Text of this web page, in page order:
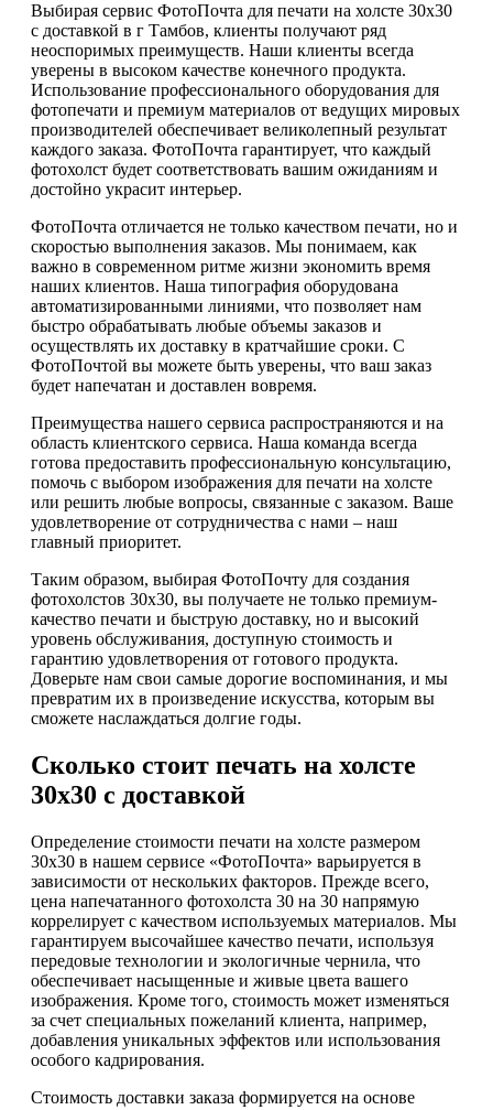
Выбирая сервис ФотоПочта для печати на холсте 30х30
с доставкой в г Тамбов, клиенты получают ряд
неоспоримых преимуществ. Наши клиенты всегда
уверены в высоком качестве конечного продукта.
Использование профессионального оборудования для
фотопечати и премиум материалов от ведущих мировых
производителей обеспечивает великолепный результат
каждого заказа. ФотоПочта гарантирует, что каждый
фотохолст будет соответствовать вашим ожиданиям и
достойно украсит интерьер.
ФотоПочта отличается не только качеством печати, но и
скоростью выполнения заказов. Мы понимаем, как
важно в современном ритме жизни экономить время
наших клиентов. Наша типография оборудована
автоматизированными линиями, что позволяет нам
быстро обрабатывать любые объемы заказов и
осуществлять их доставку в кратчайшие сроки. С
ФотоПочтой вы можете быть уверены, что ваш заказ
будет напечатан и доставлен вовремя.
Преимущества нашего сервиса распространяются и на
область клиентского сервиса. Наша команда всегда
готова предоставить профессиональную консультацию,
помочь с выбором изображения для печати на холсте
или решить любые вопросы, связанные с заказом. Ваше
удовлетворение от сотрудничества с нами – наш
главный приоритет.
Таким образом, выбирая ФотоПочту для создания
фотохолстов 30х30, вы получаете не только премиум-
качество печати и быструю доставку, но и высокий
уровень обслуживания, доступную стоимость и
гарантию удовлетворения от готового продукта.
Доверьте нам свои самые дорогие воспоминания, и мы
превратим их в произведение искусства, которым вы
сможете наслаждаться долгие годы.
Сколько стоит печать на холсте
30х30 с доставкой
Определение стоимости печати на холсте размером
30х30 в нашем сервисе «ФотоПочта» варьируется в
зависимости от нескольких факторов. Прежде всего,
цена напечатанного фотохолста 30 на 30 напрямую
коррелирует с качеством используемых материалов. Мы
гарантируем высочайшее качество печати, используя
передовые технологии и экологичные чернила, что
обеспечивает насыщенные и живые цвета вашего
изображения. Кроме того, стоимость может изменяться
за счет специальных пожеланий клиента, например,
добавления уникальных эффектов или использования
особого кадрирования.
Стоимость доставки заказа формируется на основе